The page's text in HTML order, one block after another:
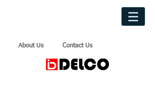
About Us Contact Us